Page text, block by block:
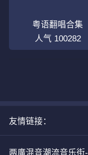
粤语翻唱合集
人气 100282
友情链接：
两廣混音潮流音乐街-